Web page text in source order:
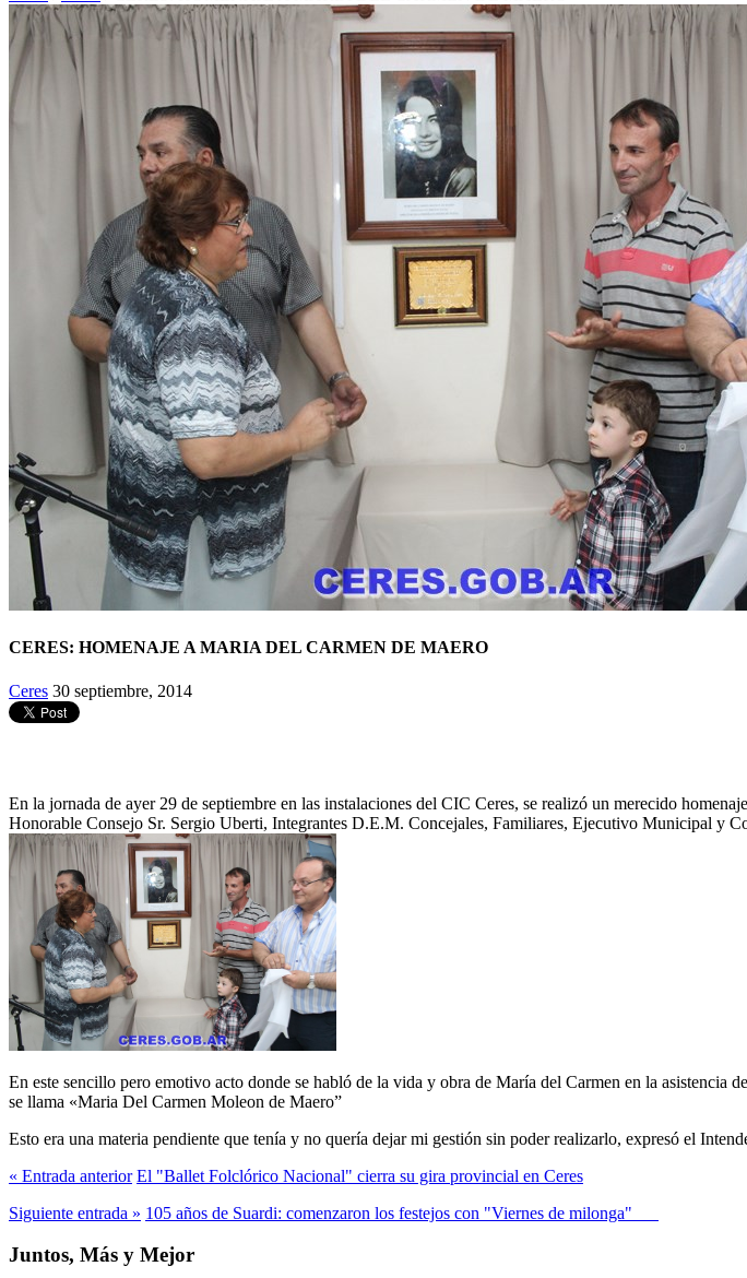
CERES: HOMENAJE A MARIA DEL CARMEN DE MAERO
Ceres 30 septiembre, 2014
En la jornada de ayer 29 de septiembre en las instalaciones del CIC Ceres, se realizó un merecido
Honorable Consejo Sr. Sergio Uberti, Integrantes D.E.M. Concejales, Familiares, Ejecutivo Municipal y
En este sencillo pero emotivo acto donde se habló de la vida y obra de María del Carmen en la asistencia
se llama «Maria Del Carmen Moleon de Maero”
Esto era una materia pendiente que tenía y no quería dejar mi gestión sin poder realizarlo, expresó el
« Entrada anterior El "Ballet Folclórico Nacional" cierra su gira provincial en Ceres
Siguiente entrada » 105 años de Suardi: comenzaron los festejos con "Viernes de milonga"
Juntos, Más y Mejor